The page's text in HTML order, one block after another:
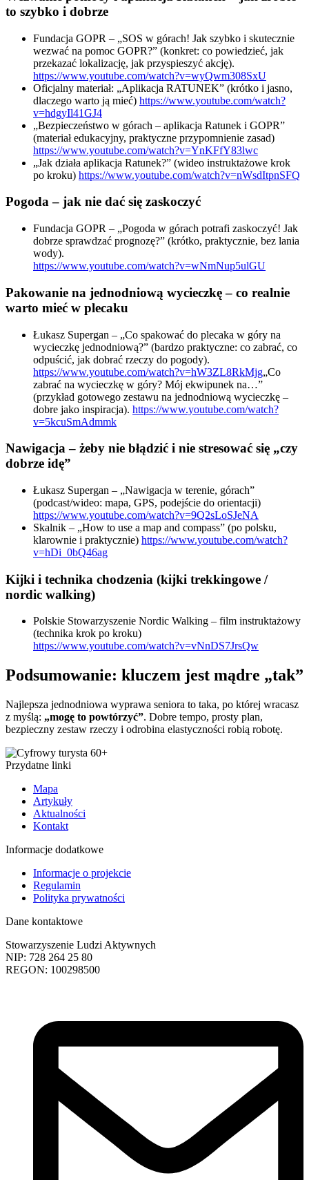
to szybko i dobrze
Fundacja GOPR – „SOS w górach! Jak szybko i skutecznie
wezwać na pomoc GOPR?” (konkret: co powiedzieć, jak
przekazać lokalizację, jak przyspieszyć akcję).
https://www.youtube.com/watch?v=wyQwm308SxU
Oficjalny materiał: „Aplikacja RATUNEK” (krótko i jasno,
dlaczego warto ją mieć) https://www.youtube.com/watch?
v=hdgyIl41GJ4
„Bezpieczeństwo w górach – aplikacja Ratunek i GOPR”
(materiał edukacyjny, praktyczne przypomnienie zasad)
https://www.youtube.com/watch?v=YnKFfY83lwc
„Jak działa aplikacja Ratunek?” (wideo instruktażowe krok
po kroku) https://www.youtube.com/watch?v=nWsdItpnSFQ
Pogoda – jak nie dać się zaskoczyć
Fundacja GOPR – „Pogoda w górach potrafi zaskoczyć! Jak
dobrze sprawdzać prognozę?” (krótko, praktycznie, bez lania
wody).
https://www.youtube.com/watch?v=wNmNup5ulGU
Pakowanie na jednodniową wycieczkę – co realnie
warto mieć w plecaku
Łukasz Supergan – „Co spakować do plecaka w góry na
wycieczkę jednodniową?” (bardzo praktyczne: co zabrać, co
odpuścić, jak dobrać rzeczy do pogody).
https://www.youtube.com/watch?v=hW3ZL8RkMjg„Co
zabrać na wycieczkę w góry? Mój ekwipunek na…”
(przykład gotowego zestawu na jednodniową wycieczkę –
dobre jako inspiracja). https://www.youtube.com/watch?
v=5kcuSmAdmmk
Nawigacja – żeby nie błądzić i nie stresować się „czy
dobrze idę”
Łukasz Supergan – „Nawigacja w terenie, górach”
(podcast/wideo: mapa, GPS, podejście do orientacji)
https://www.youtube.com/watch?v=9Q2sLoSJeNA
Skalnik – „How to use a map and compass” (po polsku,
klarownie i praktycznie) https://www.youtube.com/watch?
v=hDi_0bQ46ag
Kijki i technika chodzenia (kijki trekkingowe /
nordic walking)
Polskie Stowarzyszenie Nordic Walking – film instruktażowy
(technika krok po kroku)
https://www.youtube.com/watch?v=vNnDS7JrsQw
Podsumowanie: kluczem jest mądre „tak”
Najlepsza jednodniowa wyprawa seniora to taka, po której wracasz
z myślą: „mogę to powtórzyć”. Dobre tempo, prosty plan,
bezpieczny zestaw rzeczy i odrobina elastyczności robią robotę.
Przydatne linki
Mapa
Artykuły
Aktualności
Kontakt
Informacje dodatkowe
Informacje o projekcie
Regulamin
Polityka prywatności
Dane kontaktowe
Stowarzyszenie Ludzi Aktywnych
NIP: 728 264 25 80
REGON: 100298500